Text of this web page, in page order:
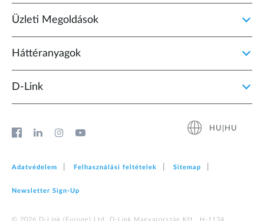
Üzleti Megoldások
Háttéranyagok
D‑Link
HU|HU
Adatvédelem Felhasználási feltételek Sitemap
Newsletter Sign‑Up